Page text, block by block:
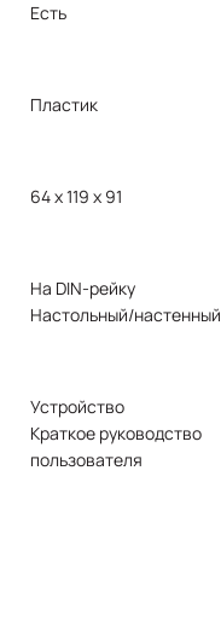
Есть
Пластик
64 x 119 x 91
На DIN-рейку
Настольный/настенный
Устройство
Краткое руководство
пользователя